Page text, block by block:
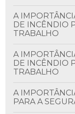
A IMPORTÂNCIA DO ATESTADO DE BRIGADA
DE INCÊNDIO
TRABALHO
A IMPORTÂNCIA DO ATESTADO DE BRIGADA
DE INCÊNDIO
TRABALHO
A IMPORTÂNCIA DOS LAUDOS ELÉTRICOS
PARA A